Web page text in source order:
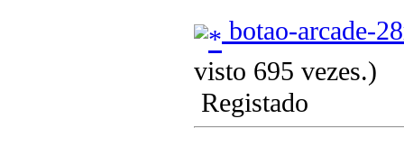
botao-arcade-
visto 695 vezes.)
Registado